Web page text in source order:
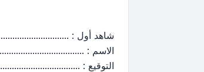
شاهد أول :
الاسم :
التوقيع :